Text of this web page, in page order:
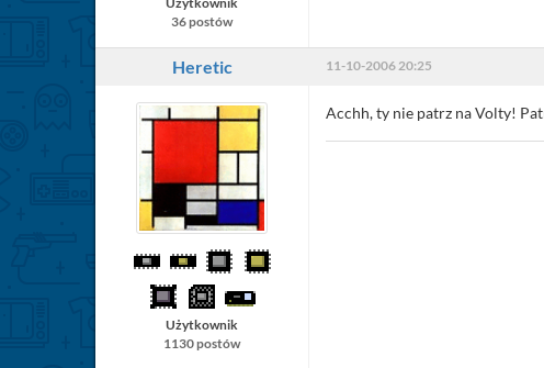
36 postów
Heretic 11-10-2006 20:25
Użytkownik
1130 postów
Acchh, ty nie patrz na Volty!